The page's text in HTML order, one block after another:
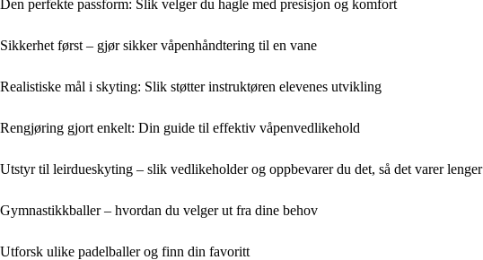
Den perfekte passform: Slik velger du hagle med presisjon og komfort
Sikkerhet først – gjør sikker våpenhåndtering til en vane
Realistiske mål i skyting: Slik støtter instruktøren elevenes utvikling
Rengjøring gjort enkelt: Din guide til effektiv våpenvedlikehold
Utstyr til leirdueskyting – slik vedlikeholder og oppbevarer du det, så det varer lenger
Gymnastikkballer – hvordan du velger ut fra dine behov
Utforsk ulike padelballer og finn din favoritt